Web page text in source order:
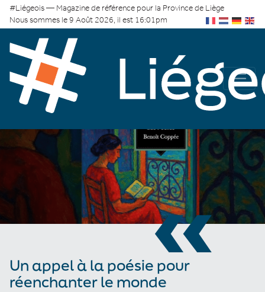
#Liégeois — Magazine de référence pour la Province de Liège
Nous sommes le 9 Août 2026, il est 16:01pm
«
Un appel à la poésie pour
réenchanter le monde